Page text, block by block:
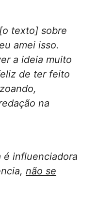
texto] sobre
amei isso.
a ideia muito
de ter feito
na
é influenciadora
não se